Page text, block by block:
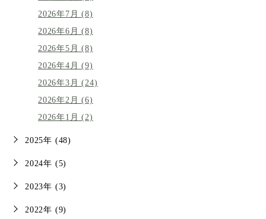
2026年7月 (8)
2026年6月 (8)
2026年5月 (8)
2026年4月 (9)
2026年3月 (24)
2026年2月 (6)
2026年1月 (2)
2025年 (48)
2024年 (5)
2023年 (3)
2022年 (9)